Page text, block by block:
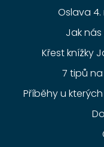
Oslava
Jak
Křest knížky
7 tipů
Příběhy u